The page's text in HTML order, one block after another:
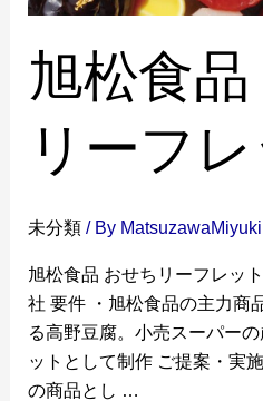
旭松食
リーフレ
未分類 / By MatsuzawaMiyuki
旭松食品 おせちリーフレッ
社 要件 ・旭松食品の主力商
る高野豆腐。小売スーパー
ットとして制作 ご提案・実
の商品とし …